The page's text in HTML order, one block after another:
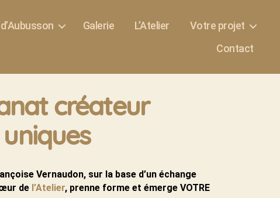
Galerie L’Atelier
Votre projet
Contact
créateur
Vernaudon, sur la base d’un échange
de l’Atelier, prenne forme et émerge VOTRE